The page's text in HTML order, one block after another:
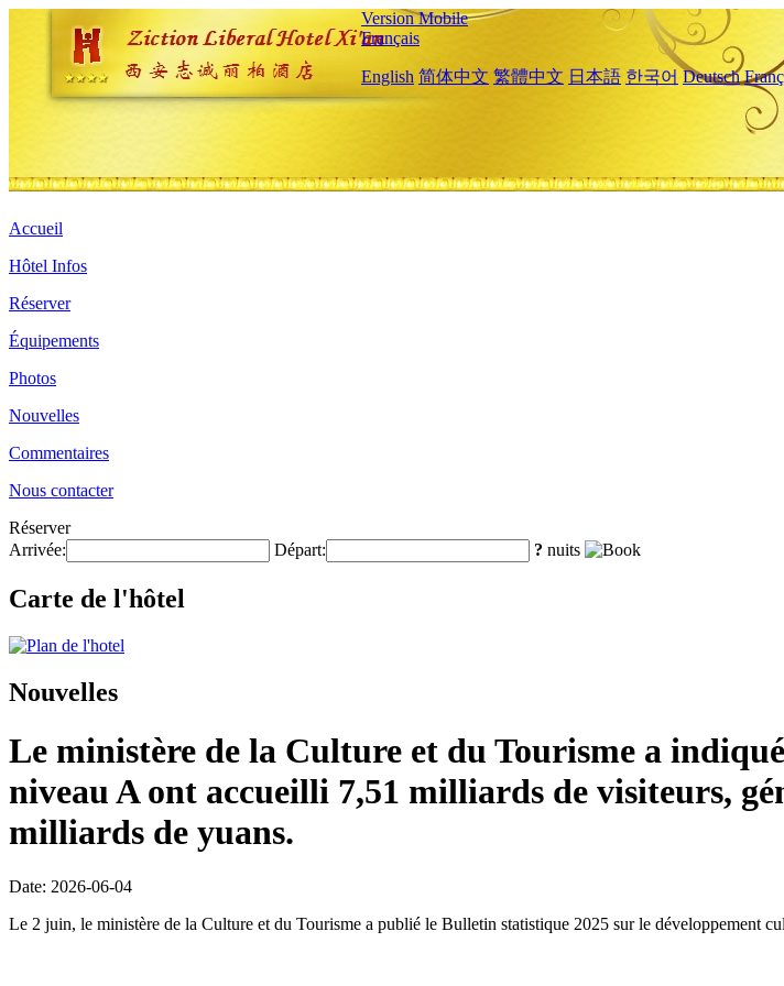
Version Mobile
Français
English 简体中文 繁體中文 日本語 한국어 Deutsch
Accueil
Hôtel Infos
Réserver
Équipements
Photos
Nouvelles
Commentaires
Nous contacter
Réserver
Arrivée:
Départ: ? nuits
Carte de l'hôtel
Nouvelles
Le ministère de la Culture et du Tourisme a
niveau A ont accueilli 7,51 milliards de visiteurs,
milliards de yuans.
Date: 2026-06-04
Le 2 juin, le ministère de la Culture et du Tourisme a publié le Bulletin statistique 2025 sur le développement